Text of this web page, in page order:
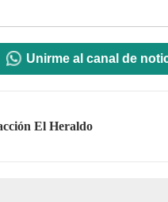
Unirme al canal de
El Heraldo